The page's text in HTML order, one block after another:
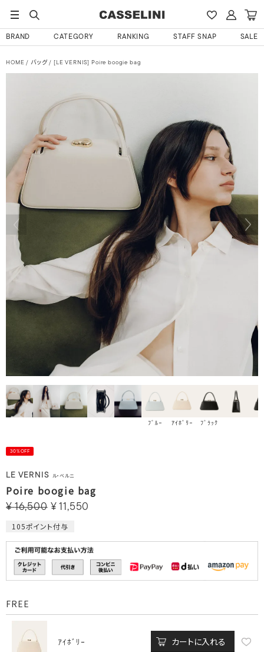
BRAND CATEGORY RANKING STAFF SNAP SALE
HOME バッグ [LE VERNIS] Poire boogie bag
ﾌﾞﾙｰ ｱｲﾎﾞﾘｰ ﾌﾞﾗｯｸ
30%OFF
LE VERNIS ル・ベルニ
Poire boogie bag
¥ 16,500 ¥ 11,550
105ポイント付与
FREE
ｱｲﾎﾞﾘｰ カートに入れる